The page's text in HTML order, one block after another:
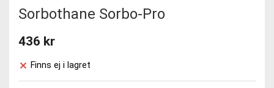
Sorbothane Sorbo-Pro
436 kr
Finns ej i lagret